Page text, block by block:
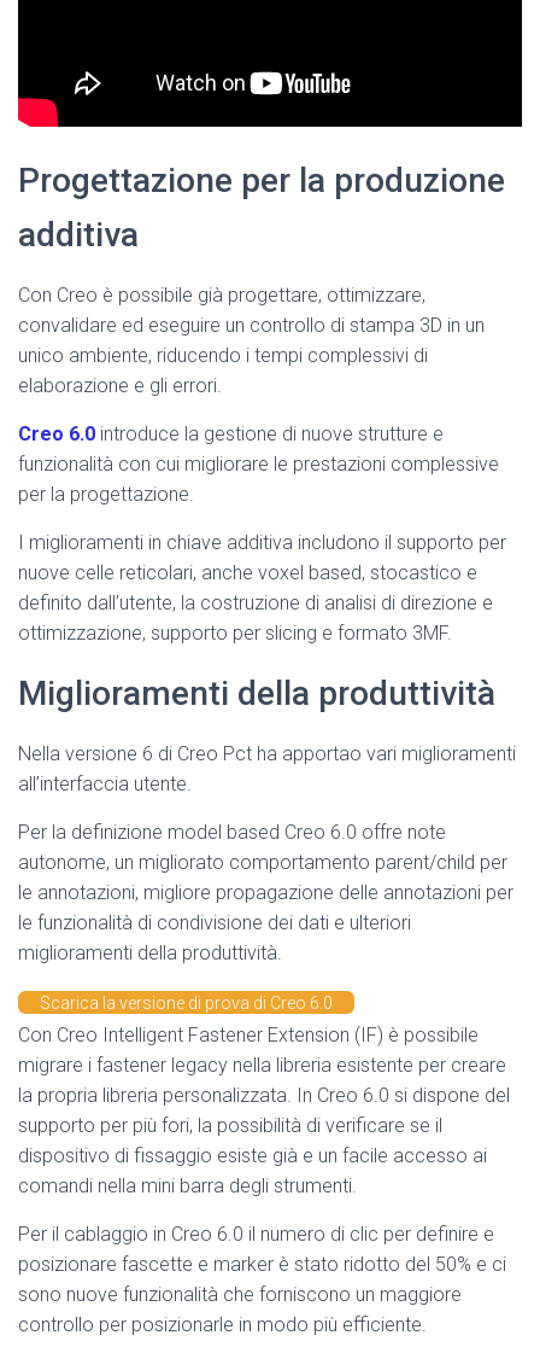
Progettazione per la produzione
additiva
Con Creo è possibile già progettare, ottimizzare,
convalidare ed eseguire un controllo di stampa 3D in un
unico ambiente, riducendo i tempi complessivi di
elaborazione e gli errori.
Creo 6.0 introduce la gestione di nuove strutture e
funzionalità con cui migliorare le prestazioni complessive
per la progettazione.
I miglioramenti in chiave additiva includono il supporto per
nuove celle reticolari, anche voxel based, stocastico e
definito dall’utente, la costruzione di analisi di direzione e
ottimizzazione, supporto per slicing e formato 3MF.
Miglioramenti della produttività
Nella versione 6 di Creo Pct ha apportao vari miglioramenti
all’interfaccia utente.
Per la definizione model based Creo 6.0 offre note
autonome, un migliorato comportamento parent/child per
le annotazioni, migliore propagazione delle annotazioni per
le funzionalità di condivisione dei dati e ulteriori
miglioramenti della produttività.
Scarica la versione di prova di Creo 6.0
Con Creo Intelligent Fastener Extension (IF) è possibile
migrare i fastener legacy nella libreria esistente per creare
la propria libreria personalizzata. In Creo 6.0 si dispone del
supporto per più fori, la possibilità di verificare se il
dispositivo di fissaggio esiste già e un facile accesso ai
comandi nella mini barra degli strumenti.
Per il cablaggio in Creo 6.0 il numero di clic per definire e
posizionare fascette e marker è stato ridotto del 50% e ci
sono nuove funzionalità che forniscono un maggiore
controllo per posizionarle in modo più efficiente.